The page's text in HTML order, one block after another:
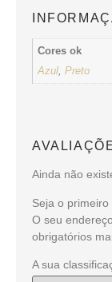
Cores ok
Azul ,Preto
Ainda não
Seja o primeiro
O seu
obrigatórios
A sua